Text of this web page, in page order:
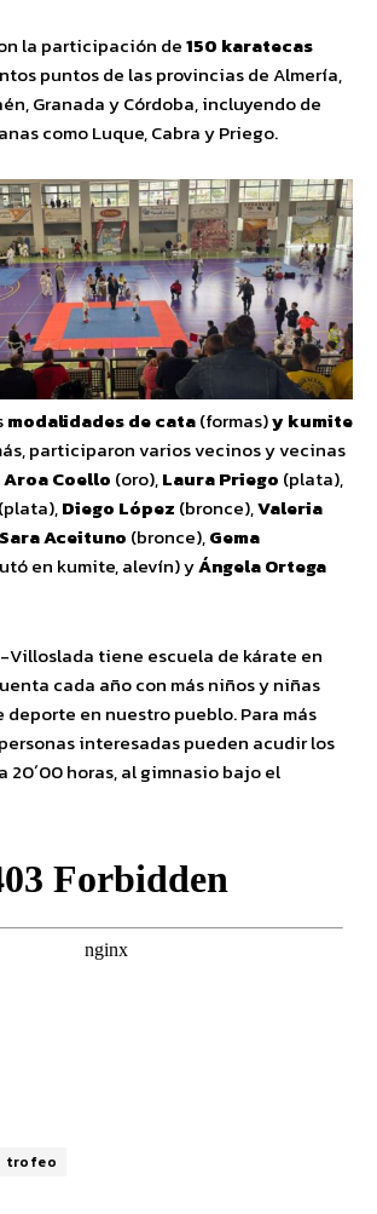
la participación de150 karatecas
puntos de las provincias de Almería,
Granada y Córdoba, incluyendo de
como Luque, Cabra y Priego.
modalidades de cata(formas)y kumite
participaron varios vecinos y vecinas
Aroa Coello (oro),Laura Priego (plata),
(plata),Diego López (bronce),Valeria
Sara Aceituno (bronce),Gema
en kumite, alevín) yÁngela Ortega
Villoslada tiene escuela de kárate en
cada año con más niños y niñas
en nuestro pueblo. Para más
interesadas pueden acudir los
20´00 horas, al gimnasio bajo el
trofeo